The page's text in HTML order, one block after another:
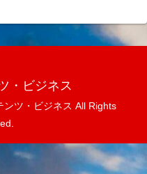
・ビジネス
ツ・ビジネス All Rights